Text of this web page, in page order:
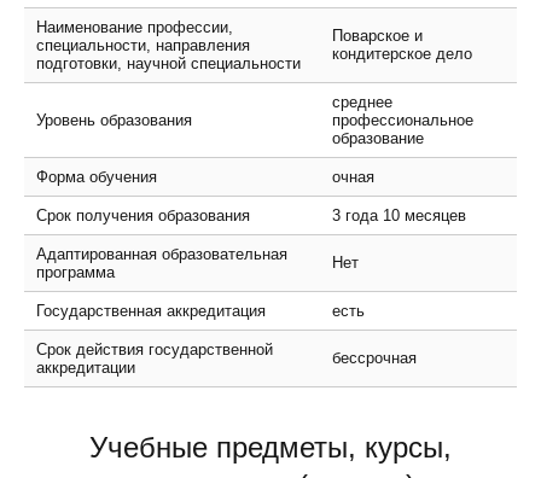
Наименование профессии,
специальности, направления
подготовки, научной специальности
Поварское и
кондитерское дело
Уровень образования
среднее
профессиональное
образование
Форма обучения очная
Срок получения образования 3 года 10 месяцев
Адаптированная образовательная
программа
Нет
Государственная аккредитация есть
Срок действия государственной
аккредитации
бессрочная
Учебные предметы, курсы,